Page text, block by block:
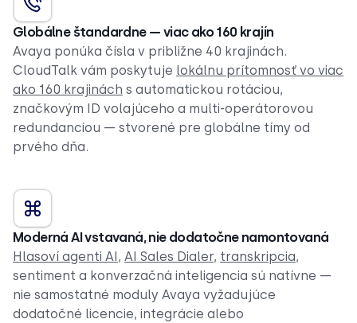
Globálne štandardne — viac ako 160 krajín
Avaya ponúka čísla v približne 40 krajinách.
CloudTalk vám poskytuje lokálnu prítomnosť vo viac
ako 160 krajinách s automatickou rotáciou,
značkovým ID volajúceho a multi-operátorovou
redundanciou — stvorené pre globálne tímy od
prvého dňa.
Moderná AI vstavaná, nie dodatočne namontovaná
Hlasoví agenti AI , AI Sales Dialer, transkripcia,
sentiment a konverzačná inteligencia sú natívne —
nie samostatné moduly Avaya vyžadujúce
dodatočné licencie, integrácie alebo